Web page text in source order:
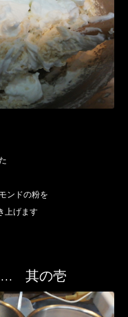
ンドの粉を
上げます
… 其の壱